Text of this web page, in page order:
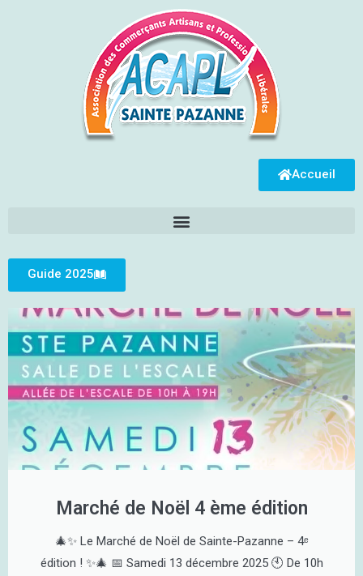
Accueil
Guide 2025
Marché de Noël 4 ème édition
🎄✨ Le Marché de Noël de Sainte-Pazanne – 4ᵉ
édition ! ✨🎄 📅 Samedi 13 décembre 2025 🕙 De 10h